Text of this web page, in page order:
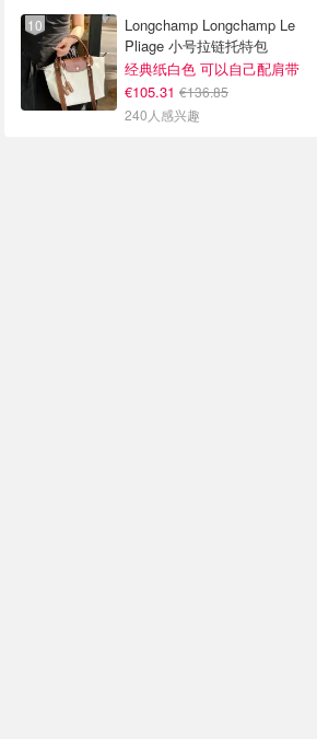
Longchamp Longchamp Le
Pliage 小号拉链托特包
经典纸白色 可以自己配肩带
€105.31 €136.85
240人感兴趣